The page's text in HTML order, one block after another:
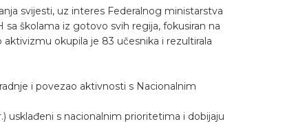
svijesti, uz interes Federalnog ministarstva
školama iz gotovo svih regija, fokusiran na
okupila je 83 učesnika i rezultirala
i povezao aktivnosti s Nacionalnim
usklađeni s nacionalnim prioritetima i dobijaju